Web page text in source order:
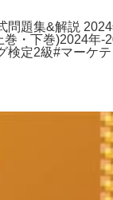
題集&解説
巻・下巻)2024
検定2級#マーケ